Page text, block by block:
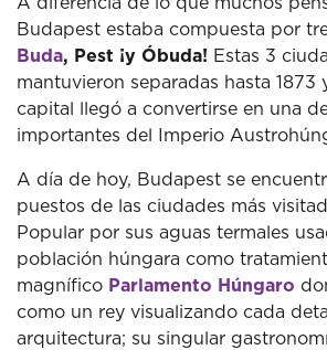
Budapest estaba compuesta por
Buda, Pest ¡y Óbuda! Estas 3
mantuvieron separadas hasta 1873
capital llegó a convertirse en una
importantes del Imperio
A día de hoy, Budapest se
puestos de las ciudades más
Popular por sus aguas termales
población húngara como
magnífico Parlamento Húngaro
como un rey visualizando cada
arquitectura; su singular